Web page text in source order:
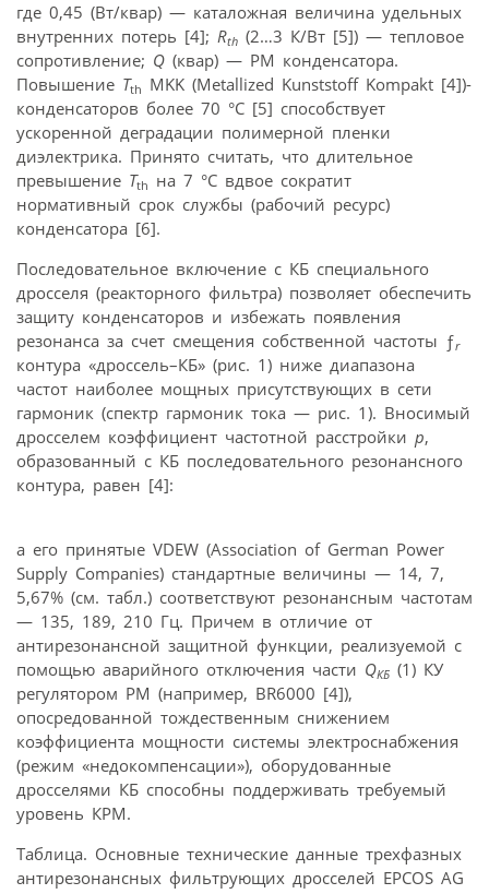
где 0,45 (Вт/квар) — каталожная величина удельных
внутренних потерь [4]; Rth (2…3 К/Вт [5]) — тепловое
сопротивление; Q (квар) — РМ конденсатора.
Повышение Tth MKK (Metallized Kunststoff Kompakt [4])-
конденсаторов более 70 °С [5] способствует
ускоренной деградации полимерной пленки
диэлектрика. Принято считать, что длительное
превышение Tth на 7 °С вдвое сократит
нормативный срок службы (рабочий ресурс)
конденсатора [6].
Последовательное включение с КБ специального
дросселя (реакторного фильтра) позволяет обеспечить
защиту конденсаторов и избежать появления
резонанса за счет смещения собственной частоты ƒr
контура «дроссель–КБ» (рис. 1) ниже диапазона
частот наиболее мощных присутствующих в сети
гармоник (спектр гармоник тока — рис. 1). Вносимый
дросселем коэффициент частотной расстройки р,
образованный с КБ последовательного резонансного
контура, равен [4]:
а его принятые VDEW (Association of German Power
Supply Companies) стандартные величины — 14, 7,
5,67% (см. табл.) соответствуют резонансным частотам
— 135, 189, 210 Гц. Причем в отличие от
антирезонансной защитной функции, реализуемой с
помощью аварийного отключения части QКБ (1) КУ
регулятором РМ (например, BR6000 [4]),
опосредованной тождественным снижением
коэффициента мощности системы электроснабжения
(режим «недокомпенсации»), оборудованные
дросселями КБ способны поддерживать требуемый
уровень КРМ.
Таблица. Основные технические данные трехфазных
антирезонансных фильтрующих дросселей EPCOS AG